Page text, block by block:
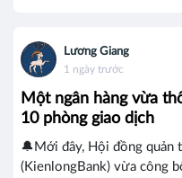
Lương Giang
1 ngày trước
Một ngân hàng vừa
10 phòng giao dịch
🔔Mới đây, Hội đồng quản
(KienlongBank) vừa công